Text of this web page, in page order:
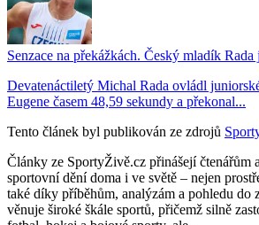
Senzace na překážkách. Český mladík Rada
Devatenáctiletý Michal Rada ovládl
Eugene časem 48,59 sekundy a překonal...
Tento článek byl publikován ze zdrojů
Články ze SportyŽivě.cz přinášejí čtenářům
sportovní dění doma i ve světě – nejen
také díky příběhům, analýzám a pohledu do
věnuje široké škále sportů, přičemž silně